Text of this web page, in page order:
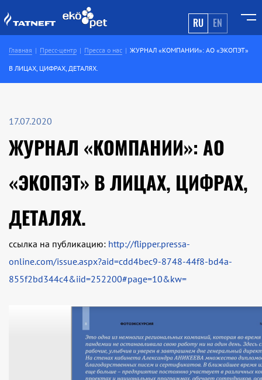
RU EN
Главная Пресс-центр Пресса о нас ЖУРНАЛ «КОМПАНИИ»: АО «ЭКОПЭТ»
В ЛИЦАХ, ЦИФРАХ, ДЕТАЛЯХ.
17.07.2020
ЖУРНАЛ «КОМПАНИИ»: АО
«ЭКОПЭТ» В ЛИЦАХ, ЦИФРАХ,
ДЕТАЛЯХ.
ссылка на публикацию: http://flipper.pressa-
online.com/issue.aspx?aid=cdd4bec9-8748-44f8-bd4a-
855f2bd344c4&iid=252200#page=10&kw=